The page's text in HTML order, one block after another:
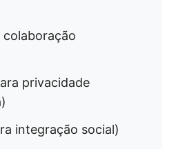
colaboração
privacidade
integração social)